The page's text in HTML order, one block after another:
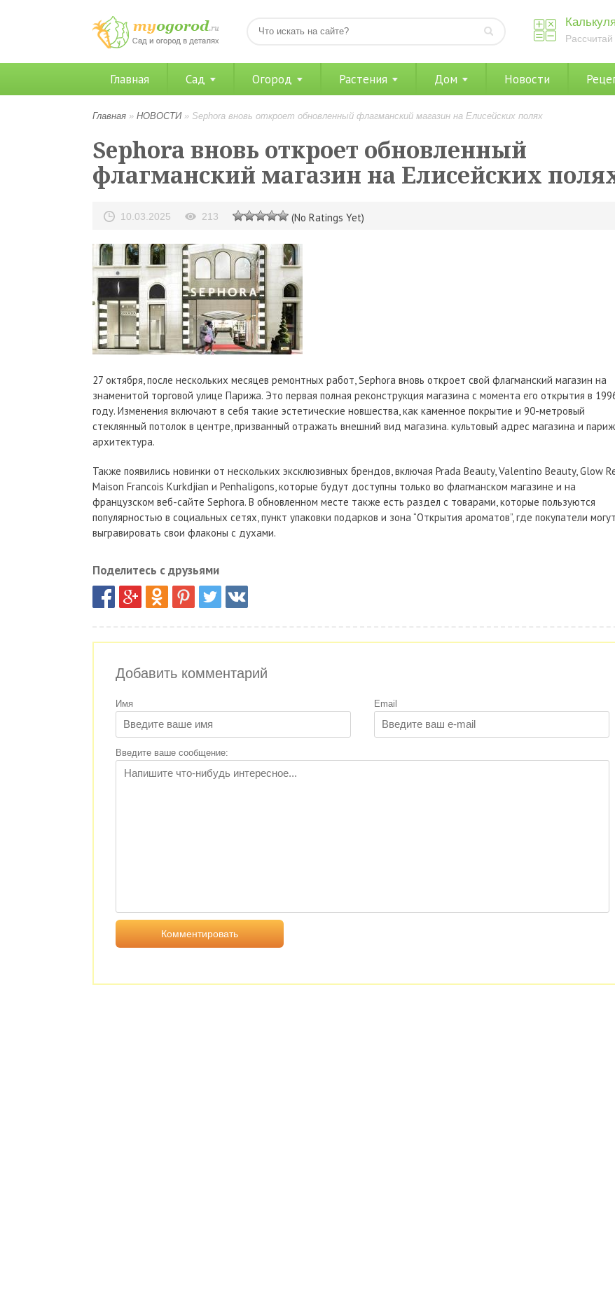
Главная Сад Огород Растения Дом Новости
Главная » НОВОСТИ» Sephora вновь откроет обновленный флагманский магазин на Елисейских полях
Sephora вновь откроет обновленный
флагманский магазин на Елисейских
10.03.2025 213 (No Ratings Yet)
27 октября, после нескольких месяцев ремонтных работ, Sephora вновь откроет свой флагманский магазин на
знаменитой торговой улице Парижа. Это первая полная реконструкция магазина с момента его открытия в
году. Изменения включают в себя такие эстетические новшества, как каменное покрытие и 90-метровый
стеклянный потолок в центре, призванный отражать внешний вид магазина. культовый адрес магазина и
архитектура.
Также появились новинки от нескольких эксклюзивных брендов, включая Prada Beauty, Valentino Beauty, Glow
Maison Francois Kurkdjian и Penhaligons, которые будут доступны только во флагманском магазине и на
французском веб-сайте Sephora. В обновленном месте также есть раздел с товарами, которые пользуются
популярностью в социальных сетях, пункт упаковки подарков и зона “Открытия ароматов”, где покупатели могут
выгравировать свои флаконы с духами.
Поделитесь с друзьями
Добавить комментарий
Имя Email
Введите ваше сообщение: